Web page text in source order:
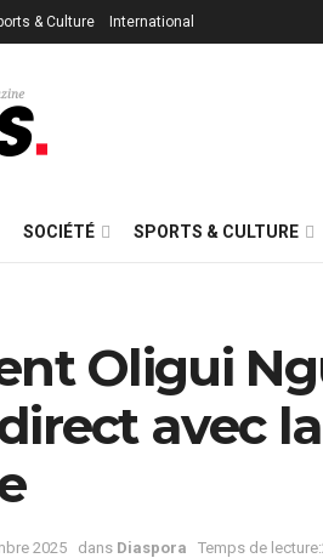
& Culture International
SOCIÉTÉ SPORTS & CULTURE
Oligui
avec
2025 dans Diaspora Temps de